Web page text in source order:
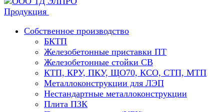
Продукция
Собственное производство
БКТП
Железобетонные приставки ПТ
Железобетонные стойки СВ
КТП, КРУ, ПКУ, ЩО70, КСО, СТП, МТП
Металлоконструкции для ЛЭП
Нестандартные металлоконструкции
Плита ПЗК